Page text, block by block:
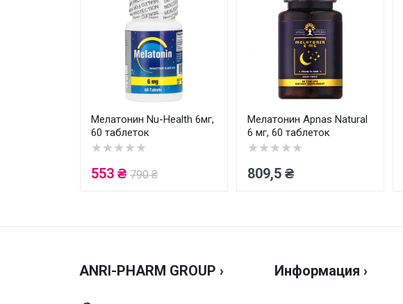
Мелатонин Nu-Health 6мг,
60 таблеток
★★★★★
553 ₴ 790 ₴
Мелатонин Apnas Natural
6 мг, 60 таблеток
★★★★★
809,5 ₴
ANRI-PHARM GROUP › Информация ›